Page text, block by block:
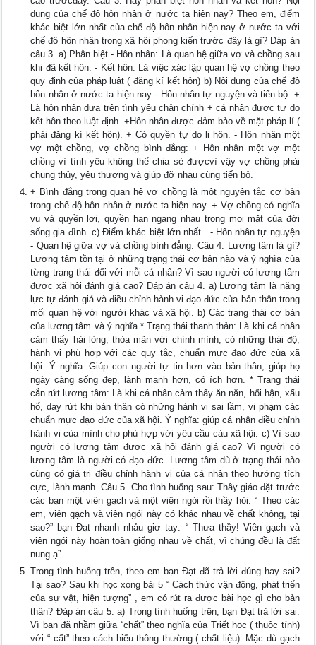
dung của chế độ hôn nhân ở nước ta hiện nay? Theo em, điểm
khác biệt lớn nhất của chế độ hôn nhân hiện nay ở nước ta với
chế độ hôn nhân trong xã hội phong kiến trước đây là gì? Đáp án
câu 3. a) Phân biệt - Hôn nhân: Là quan hệ giữa vợ và chồng sau
khi đã kết hôn. - Kết hôn: Là việc xác lập quan hệ vợ chồng theo
quy định của pháp luật ( đăng kí kết hôn) b) Nội dung của chế độ
hôn nhân ở nước ta hiện nay - Hôn nhân tự nguyện và tiến bộ: +
Là hôn nhân dựa trên tình yêu chân chính + cá nhân được tự do
kết hôn theo luật định. +Hôn nhân được đảm bảo về mặt pháp lí (
phải đăng kí kết hôn). + Có quyền tự do li hôn. - Hôn nhân một
vợ một chồng, vợ chồng bình đẳng: + Hôn nhân một vợ một
chồng vì tình yêu không thể chia sẻ đượcvì vậy vợ chồng phải
chung thủy, yêu thương và giúp đỡ nhau cùng tiến bộ.
+ Bình đẳng trong quan hệ vợ chồng là một nguyên tắc cơ bản
trong chế độ hôn nhân ở nước ta hiện nay. + Vợ chồng có nghĩa
vụ và quyền lợi, quyền hạn ngang nhau trong mọi mặt của đời
sống gia đình. c) Điểm khác biệt lớn nhất . - Hôn nhân tự nguyện
- Quan hệ giữa vợ và chồng bình đẳng. Câu 4. Lương tâm là gì?
Lương tâm tồn tại ở những trạng thái cơ bản nào và ý nghĩa của
từng trạng thái đối với mỗi cá nhân? Vì sao người có lương tâm
được xã hội đánh giá cao? Đáp án câu 4. a) Lương tâm là năng
lực tự đánh giá và điều chỉnh hành vi đạo đức của bản thân trong
mối quan hệ với người khác và xã hội. b) Các trạng thái cơ bản
của lương tâm và ý nghĩa * Trạng thái thanh thản: Là khi cá nhân
cảm thấy hài lòng, thỏa mãn với chính mình, có những thái độ,
hành vi phù hợp với các quy tắc, chuẩn mực đạo đức của xã
hội. Ý nghĩa: Giúp con người tự tin hơn vào bản thân, giúp họ
ngày càng sống đẹp, lành mạnh hơn, có ích hơn. * Trạng thái
cắn rứt lương tâm: Là khi cá nhân cảm thấy ăn năn, hối hận, xấu
hổ, day rứt khi bản thân có những hành vi sai lầm, vi phạm các
chuẩn mực đạo đức của xã hội. Ý nghĩa: giúp cá nhân điều chỉnh
hành vi của mình cho phù hợp với yêu cầu cảu xã hội. c) Vì sao
người có lương tâm được xã hội đánh giá cao? Vì người có
lương tâm là người có đạo đức. Lương tâm dù ở trạng thái nào
cũng có giá trị điều chỉnh hành vi của cá nhân theo hướng tích
cực, lành mạnh. Câu 5. Cho tình huống sau: Thầy giáo đặt trước
các bạn một viên gạch và một viên ngói rồi thầy hỏi: “ Theo các
em, viên gạch và viên ngói này có khác nhau về chất không, tại
sao?” bạn Đạt nhanh nhảu giơ tay: “ Thưa thầy! Viên gạch và
viên ngói này hoàn toàn giống nhau về chất, vì chúng đều là đất
nung ạ”.
Trong tình huống trên, theo em bạn Đạt đã trả lời đúng hay sai?
Tại sao? Sau khi học xong bài 5 “ Cách thức vận động, phát triển
của sự vật, hiện tượng” , em có rút ra được bài học gì cho bản
thân? Đáp án câu 5. a) Trong tình huống trên, bạn Đạt trả lời sai.
Vì bạn đã nhầm giữa “chất” theo nghĩa của Triết học ( thuộc tính)
với “ cất” theo cách hiểu thông thường ( chất liệu). Mặc dù gạch